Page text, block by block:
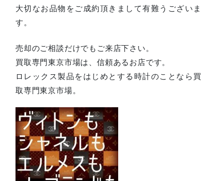
大切なお品物をご成約頂きまして有難うございま
す。
売却のご相談だけでもご来店下さい。
買取専門東京市場は、信頼あるお店です。
ロレックス製品をはじめとする時計のことなら買
取専門東京市場。